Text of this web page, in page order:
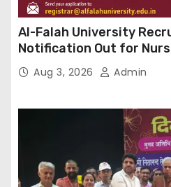
Al-Falah University
Notification Out for
Supporting Staff Posts,
Aug 3, 2026 Admin